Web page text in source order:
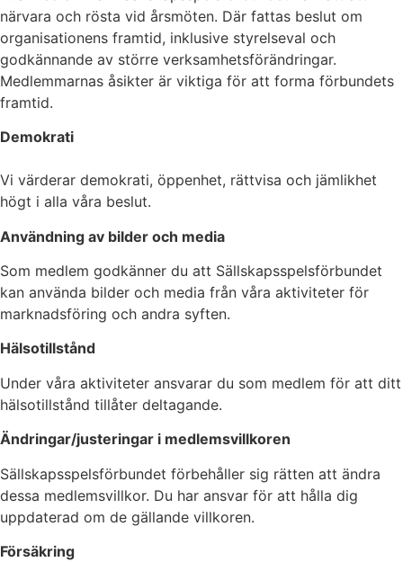
närvara och rösta vid årsmöten. Där fattas beslut om
organisationens framtid, inklusive styrelseval och
godkännande av större verksamhetsförändringar.
Medlemmarnas åsikter är viktiga för att forma förbundets
framtid.
Demokrati
Vi värderar demokrati, öppenhet, rättvisa och jämlikhet
högt i alla våra beslut.
Användning av bilder och media
Som medlem godkänner du att Sällskapsspelsförbundet
kan använda bilder och media från våra aktiviteter för
marknadsföring och andra syften.
Hälsotillstånd
Under våra aktiviteter ansvarar du som medlem för att ditt
hälsotillstånd tillåter deltagande.
Ändringar/justeringar i medlemsvillkoren
Sällskapsspelsförbundet förbehåller sig rätten att ändra
dessa medlemsvillkor. Du har ansvar för att hålla dig
uppdaterad om de gällande villkoren.
Försäkring